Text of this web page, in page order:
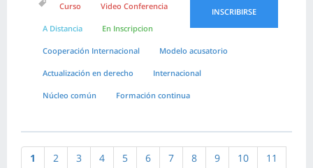
INSCRIBIRSE
Curso Video Conferencia
A Distancia En Inscripcion
Cooperación Internacional Modelo acusatorio
Actualización en derecho Internacional
Núcleo común Formación continua
1 2 3 4 5 6 7 8 9 10 11